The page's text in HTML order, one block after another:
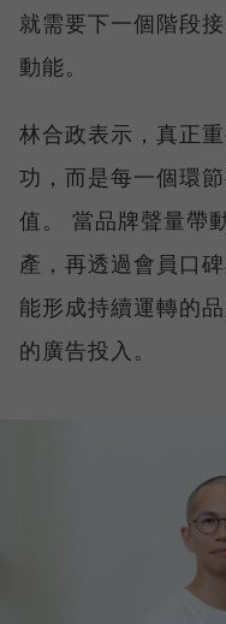
就需要下一個階段
動能。
林合政表示，真正
功，而是每一個環
值。 當品牌聲量帶
產，再透過會員口
能形成持續運轉的
的廣告投入。